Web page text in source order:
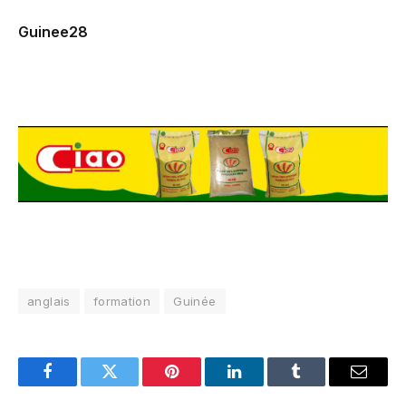
Guinee28
anglais formation Guinée
FacebookTwitter Pinterest LinkedInTumblr Email